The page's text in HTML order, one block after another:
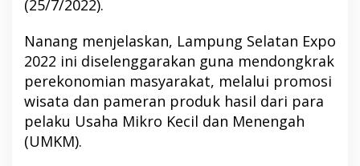
(25/7/2022).
Nanang menjelaskan, Lampung Selatan Expo
2022 ini diselenggarakan guna mendongkrak
perekonomian masyarakat, melalui promosi
wisata dan pameran produk hasil dari para
pelaku Usaha Mikro Kecil dan Menengah
(UMKM).